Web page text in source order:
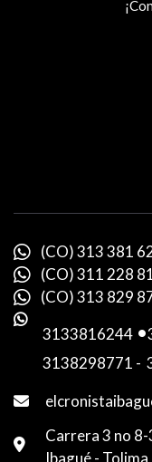
(CO) 313 381
(CO) 311 228
(CO) 313 829
3133816244 -
3138298771 -
Carrera 3 no
Ibagué - Tolima